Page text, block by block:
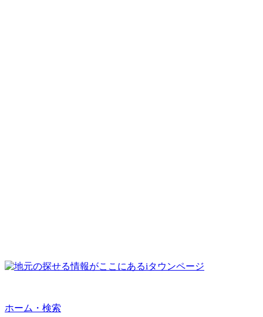
ホーム・検索